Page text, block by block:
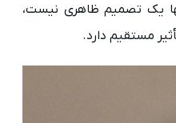
یک تصمیم ظاهری نیست،
مستقیم دارد.